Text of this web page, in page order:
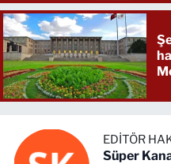
EDITÖR
Süper